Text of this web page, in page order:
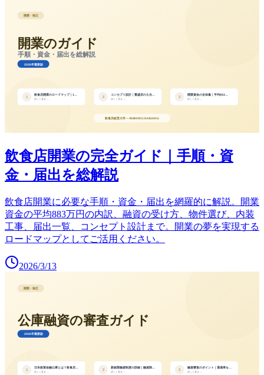
飲食店開業の完全ガイド｜手順・資
金・届出を総解説
飲食店開業に必要な手順・資金・届出を網羅的に解説。開業
資金の平均883万円の内訳、融資の受け方、物件選び、内装
工事、届出一覧、コンセプト設計まで。開業の夢を実現する
ロードマップとしてご活用ください。
2026/3/13